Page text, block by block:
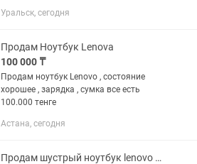
256gb Uhd video В отличном состоянии
Установлены...
Уральск, сегодня
Продам Ноутбук Lenova
100 000 ₸
Продам ноутбук Lenovo , состояние
хорошее , зарядка , сумка все есть
100.000 тенге
Астана, сегодня
Продам шустрый ноутбук lenovo core i7